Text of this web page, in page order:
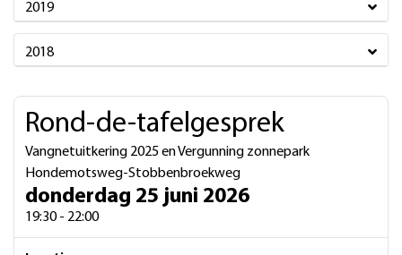
2019
2018
Rond-de-tafelgesprek
Vangnetuitkering 2025 en Vergunning zonnepark
Hondemotsweg-Stobbenbroekweg
donderdag 25 juni 2026
19:30 - 22:00